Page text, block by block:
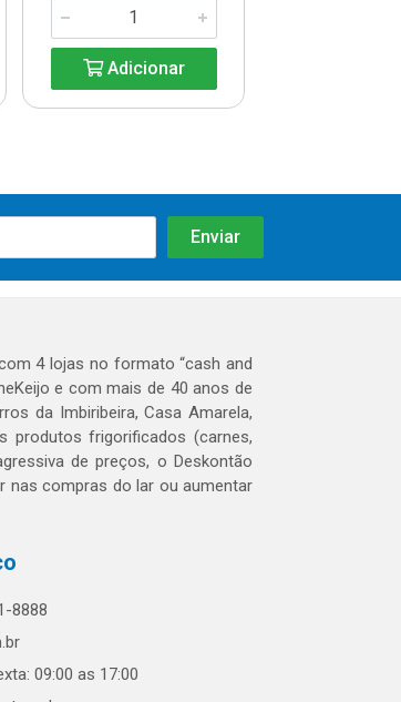
Adicionar
4 lojas no formato “cash and
e com mais de 40 anos de
da Imbiribeira, Casa Amarela,
produtos frigorificados (carnes,
de preços, o Deskontão
nas compras do lar ou aumentar
8888
09:00 as 17:00